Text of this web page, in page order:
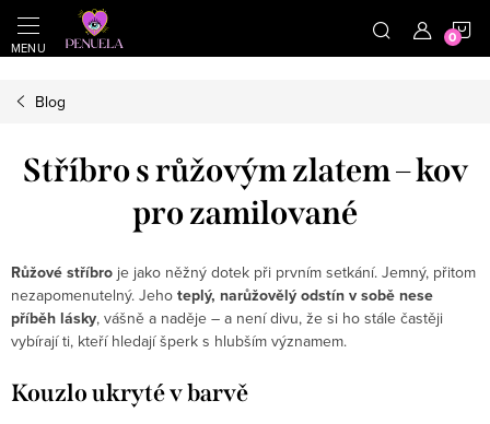
https://cz.pinterest.com/shoppenuela/
Přejít na obsah
Blog
Stříbro s růžovým zlatem – kov
pro zamilované
Růžové stříbro je jako něžný dotek při prvním setkání. Jemný, přitom
nezapomenutelný. Jeho teplý, narůžovělý odstín v sobě nese
příběh lásky, vášně a naděje – a není divu, že si ho stále častěji
vybírají ti, kteří hledají šperk s hlubším významem.
Kouzlo ukryté v barvě